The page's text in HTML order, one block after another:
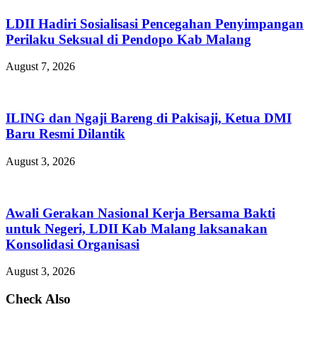
LDII Hadiri Sosialisasi Pencegahan Penyimpangan
Perilaku Seksual di Pendopo Kab Malang
August 7, 2026
ILING dan Ngaji Bareng di Pakisaji, Ketua DMI
Baru Resmi Dilantik
August 3, 2026
Awali Gerakan Nasional Kerja Bersama Bakti
untuk Negeri, LDII Kab Malang laksanakan
Konsolidasi Organisasi
August 3, 2026
Check Also